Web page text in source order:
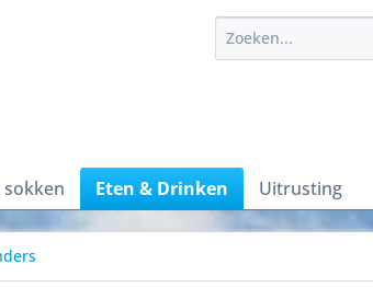
sokken Eten & Drinken Uitrusting